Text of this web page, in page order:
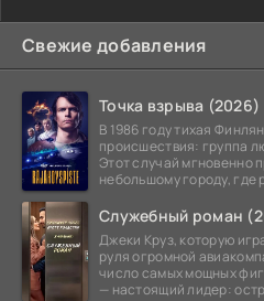
Свежие добавления
Точка взрыва (2026)
В 1986 году тихая
происшествия: группа
Этот случай мгновенно
небольшому городу, где
Служебный роман
Джеки Круз, которую
руля огромной
число самых мощных
— настоящий лидер: